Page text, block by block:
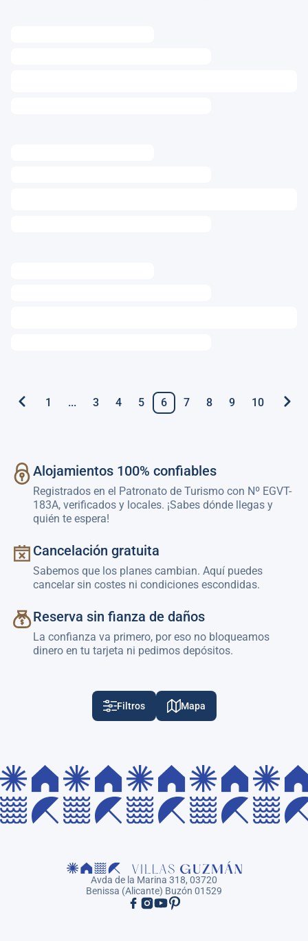
1 ... 3 4 5 6 7 8 9 10
Alojamientos 100% confiables
Registrados en el Patronato de Turismo con Nº EGVT-
183A, verificados y locales. ¡Sabes dónde llegas y
quién te espera!
Cancelación gratuita
Sabemos que los planes cambian. Aquí puedes
cancelar sin costes ni condiciones escondidas.
Reserva sin fianza de daños
La confianza va primero, por eso no bloqueamos
dinero en tu tarjeta ni pedimos depósitos.
Filtros Mapa
Avda de la Marina 318, 03720
Benissa (Alicante) Buzón 01529